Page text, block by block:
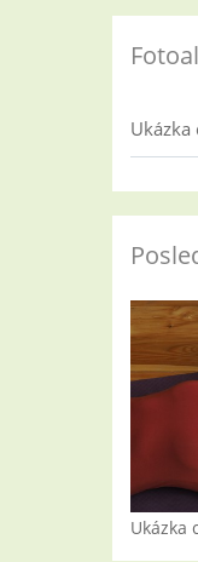
Ukázka
Ukázka